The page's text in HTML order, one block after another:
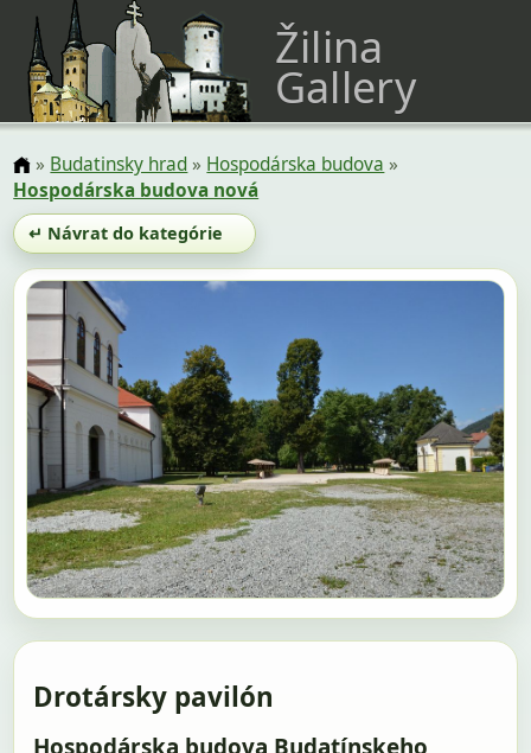
Žilina
Gallery
» Budatinsky hrad» Hospodárska budova »
Hospodárska budova nová
↵ Návrat do kategórie
Drotársky pavilón